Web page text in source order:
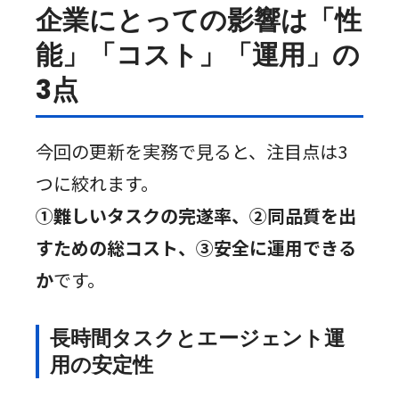
企業にとっての影響は「性
能」「コスト」「運用」の
3点
今回の更新を実務で見ると、注目点は3
つに絞れます。
①難しいタスクの完遂率、②同品質を出
すための総コスト、③安全に運用できる
かです。
長時間タスクとエージェント運
用の安定性